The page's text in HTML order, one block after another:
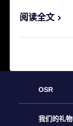
阅读全文
OSR
客户服务
我们的礼物